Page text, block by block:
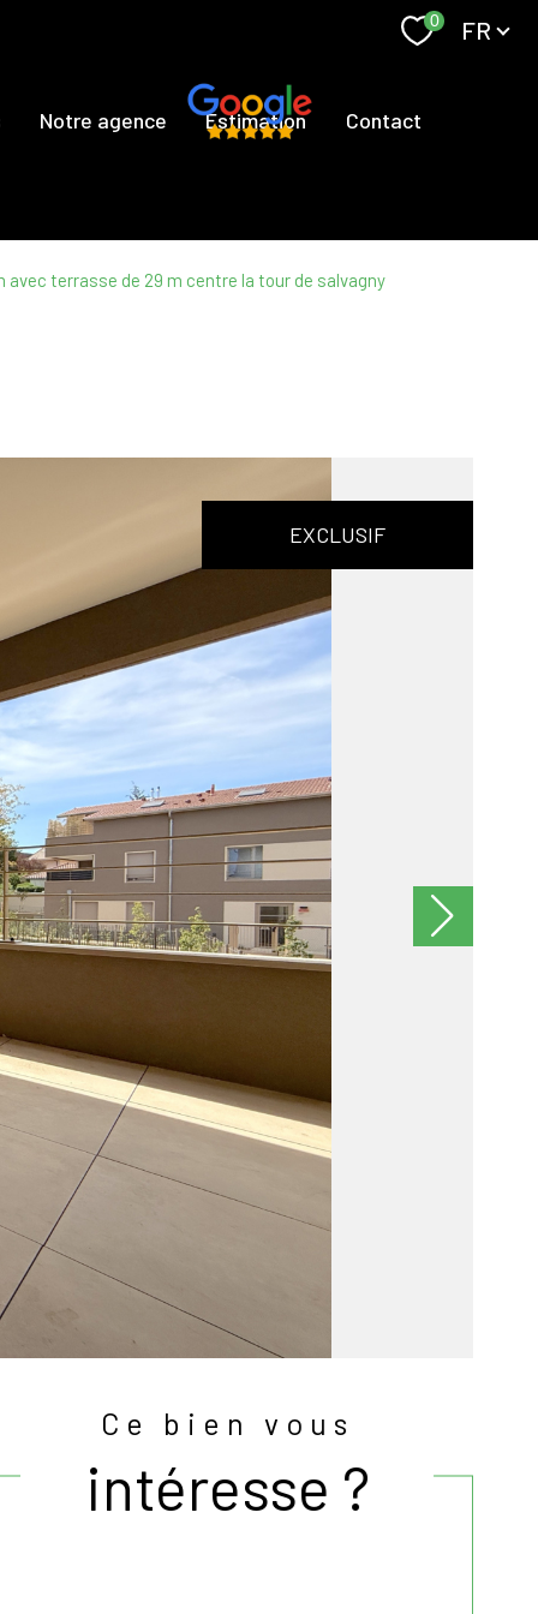
0 FR
Notre agence Estimation Contact
avec terrasse de 29 m centre la tour de salvagny
EXCLUSIF
Ce bien vous
intéresse ?